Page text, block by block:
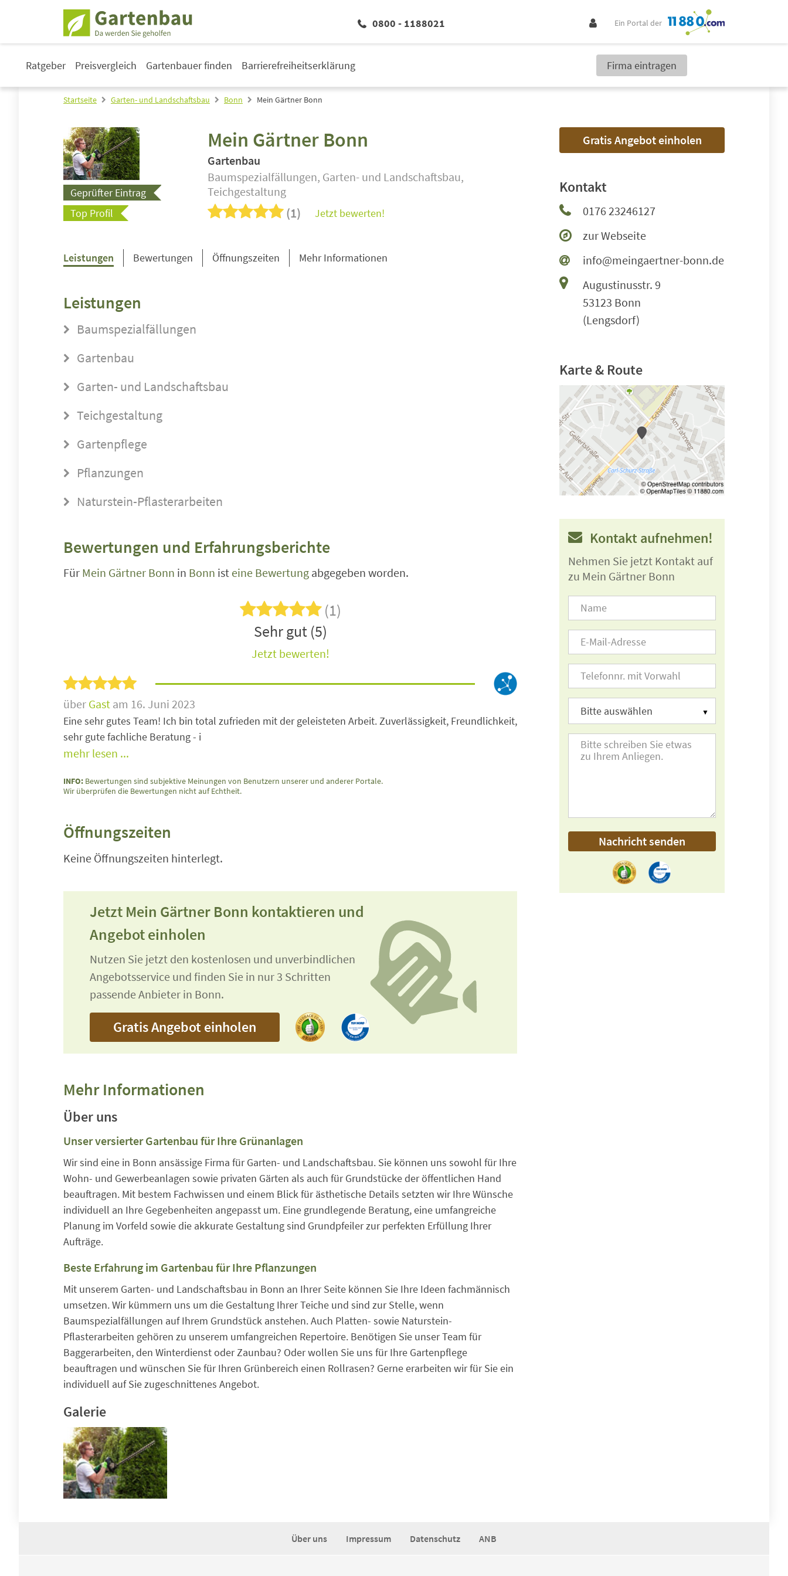
0800 - 1188021 Ein Portal der
Ratgeber Preisvergleich Gartenbauer finden Barrierefreiheitserklärung Firma eintragen
Startseite Garten- und Landschaftsbau Bonn Mein Gärtner Bonn
Mein Gärtner Bonn
Gartenbau
Baumspezialfällungen, Garten- und Landschaftsbau,
Teichgestaltung
(1) Jetzt bewerten!
Geprüfter Eintrag
Top Profil
Leistungen Bewertungen Öffnungszeiten Mehr Informationen
Leistungen
Baumspezialfällungen
Gartenbau
Garten- und Landschaftsbau
Teichgestaltung
Gartenpflege
Pflanzungen
Naturstein-Pflasterarbeiten
Bewertungen und Erfahrungsberichte
Für Mein Gärtner Bonn in Bonn ist eine Bewertung abgegeben worden.
(1)
Sehr gut (5)
Jetzt bewerten!
über Gast am 16. Juni 2023
Eine sehr gutes Team! Ich bin total zufrieden mit der geleisteten Arbeit. Zuverlässigkeit, Freundlichkeit,
sehr gute fachliche Beratung - i
mehr lesen ...
INFO: Bewertungen sind subjektive Meinungen von Benutzern unserer und anderer Portale.
Wir überprüfen die Bewertungen nicht auf Echtheit.
Öffnungszeiten
Keine Öffnungszeiten hinterlegt.
Jetzt Mein Gärtner Bonn kontaktieren und
Angebot einholen
Nutzen Sie jetzt den kostenlosen und unverbindlichen
Angebotsservice und finden Sie in nur 3 Schritten
passende Anbieter in Bonn.
Gratis Angebot einholen
Mehr Informationen
Über uns
Unser versierter Gartenbau für Ihre Grünanlagen
Wir sind eine in Bonn ansässige Firma für Garten- und Landschaftsbau. Sie können uns sowohl für Ihre
Wohn- und Gewerbeanlagen sowie privaten Gärten als auch für Grundstücke der öffentlichen Hand
beauftragen. Mit bestem Fachwissen und einem Blick für ästhetische Details setzten wir Ihre Wünsche
individuell an Ihre Gegebenheiten angepasst um. Eine grundlegende Beratung, eine umfangreiche
Planung im Vorfeld sowie die akkurate Gestaltung sind Grundpfeiler zur perfekten Erfüllung Ihrer
Aufträge.
Beste Erfahrung im Gartenbau für Ihre Pflanzungen
Mit unserem Garten- und Landschaftsbau in Bonn an Ihrer Seite können Sie Ihre Ideen fachmännisch
umsetzen. Wir kümmern uns um die Gestaltung Ihrer Teiche und sind zur Stelle, wenn
Baumspezialfällungen auf Ihrem Grundstück anstehen. Auch Platten- sowie Naturstein-
Pflasterarbeiten gehören zu unserem umfangreichen Repertoire. Benötigen Sie unser Team für
Baggerarbeiten, den Winterdienst oder Zaunbau? Oder wollen Sie uns für Ihre Gartenpflege
beauftragen und wünschen Sie für Ihren Grünbereich einen Rollrasen? Gerne erarbeiten wir für Sie ein
individuell auf Sie zugeschnittenes Angebot.
Galerie
Gratis Angebot einholen
Kontakt
0176 23246127
zur Webseite
info@meingaertner-bonn.de
Augustinusstr. 9
53123 Bonn
(Lengsdorf)
Karte & Route
Kontakt aufnehmen!
Nehmen Sie jetzt Kontakt auf
zu Mein Gärtner Bonn
Nachricht senden
Über uns Impressum Datenschutz ANB